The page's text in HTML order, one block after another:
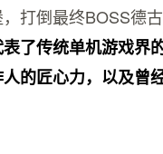
打倒最终BOSS德古
了传统单机游戏界
的匠心力，以及曾